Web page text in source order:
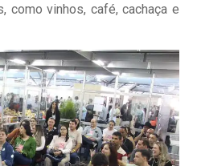
como vinhos, café, cachaça e